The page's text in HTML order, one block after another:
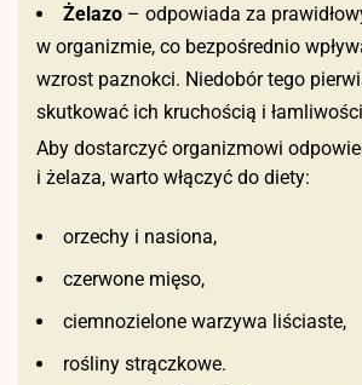
Żelazo – odpowiada za
w organizmie, co bezpośrednio
wzrost paznokci. Niedobór tego
skutkować ich kruchością i
Aby dostarczyć organizmowi
i żelaza, warto włączyć do diety:
orzechy i nasiona,
czerwone mięso,
ciemnozielone warzywa liściaste,
rośliny strączkowe.